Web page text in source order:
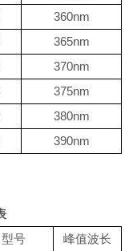
360nm
365nm
370nm
375nm
380nm
390nm
型号
峰值波长